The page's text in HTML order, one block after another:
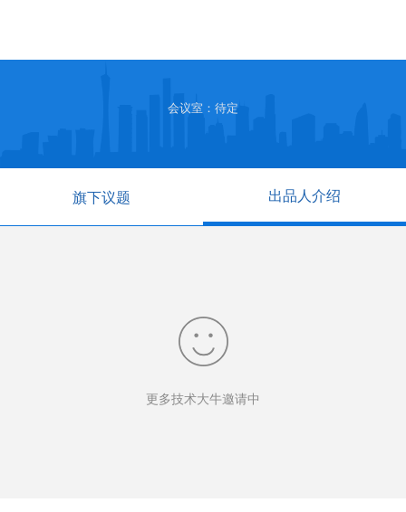
会议室：待定
旗下议题 出品人介绍
更多技术大牛邀请中